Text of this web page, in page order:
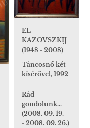
EL
KAZOVSZKIJ
(1948 - 2008)
Táncosnő két
kísérővel, 1992
Rád
gondolunk...
(2008. 09. 19.
- 2008. 09. 26.)